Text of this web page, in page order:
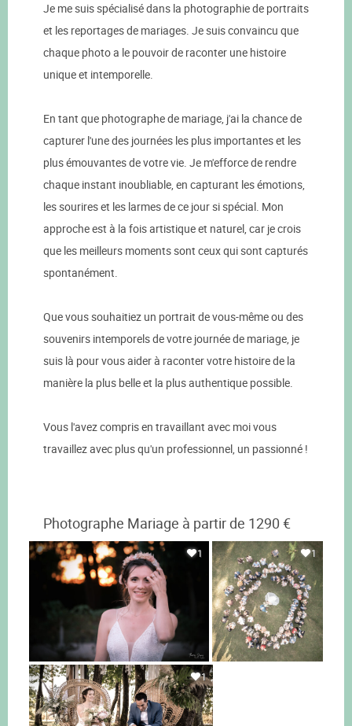
Je me suis spécialisé dans la photographie de portraits
et les reportages de mariages. Je suis convaincu que
chaque photo a le pouvoir de raconter une histoire
unique et intemporelle.
En tant que photographe de mariage, j'ai la chance de
capturer l'une des journées les plus importantes et les
plus émouvantes de votre vie. Je m'efforce de rendre
chaque instant inoubliable, en capturant les émotions,
les sourires et les larmes de ce jour si spécial. Mon
approche est à la fois artistique et naturel, car je crois
que les meilleurs moments sont ceux qui sont capturés
spontanément.
Que vous souhaitiez un portrait de vous-même ou des
souvenirs intemporels de votre journée de mariage, je
suis là pour vous aider à raconter votre histoire de la
manière la plus belle et la plus authentique possible.
Vous l'avez compris en travaillant avec moi vous
travaillez avec plus qu'un professionnel, un passionné !
Photographe Mariage à partir de 1290 €
1 1
1